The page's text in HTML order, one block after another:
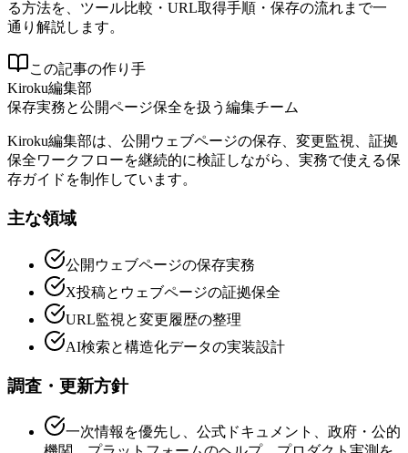
る方法を、ツール比較・URL取得手順・保存の流れまで一
通り解説します。
この記事の作り手
Kiroku編集部
保存実務と公開ページ保全を扱う編集チーム
Kiroku編集部は、公開ウェブページの保存、変更監視、証拠
保全ワークフローを継続的に検証しながら、実務で使える保
存ガイドを制作しています。
主な領域
公開ウェブページの保存実務
X投稿とウェブページの証拠保全
URL監視と変更履歴の整理
AI検索と構造化データの実装設計
調査・更新方針
一次情報を優先し、公式ドキュメント、政府・公的